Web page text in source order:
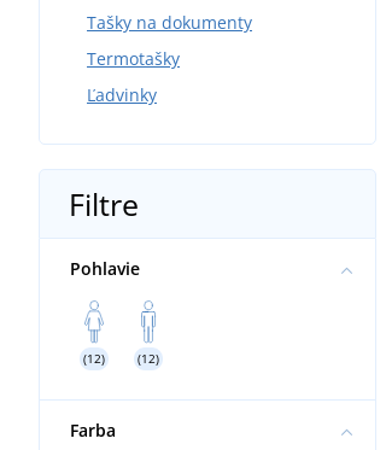
Tašky na dokumenty
Termotašky
Ľadvinky
Filtre
Pohlavie
(12) (12)
Farba